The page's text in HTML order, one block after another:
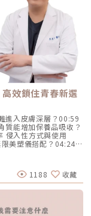
效鎖住青春新選
進入皮膚深層？00:59
質能增加保養品吸收？
侵入性方式與使用
美塑儀搭配？04:24
無限美塑？05:40
reurl.cc/nY51k8關
所官網👉
reurl.cc/Mzk0nm杰膚
：02-8772-6625
1188 收藏